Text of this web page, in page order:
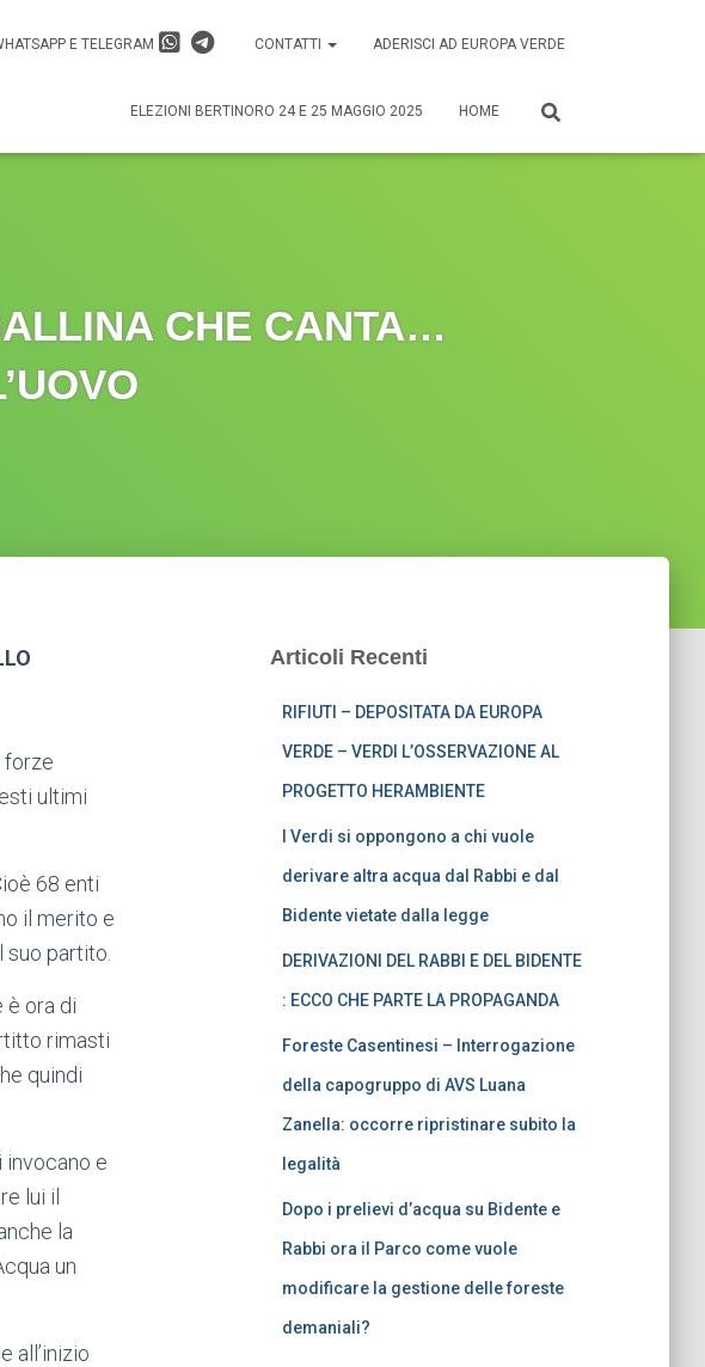
E TELEGRAM CONTATTI ADERISCI AD EUROPA VERDE
ELEZIONI BERTINORO 24 E 25 MAGGIO 2025 HOME
CHE CANTA…
forze
ultimi
68 enti
il merito e
partito.
è ora di
rimasti
quindi
e
lui il
la
un
all’inizio
Articoli Recenti
RIFIUTI – DEPOSITATA DA EUROPA
VERDE – VERDI L’OSSERVAZIONE AL
PROGETTO HERAMBIENTE
I Verdi si oppongono a chi vuole
derivare altra acqua dal Rabbi e dal
Bidente vietate dalla legge
DERIVAZIONI DEL RABBI E DEL BIDENTE
: ECCO CHE PARTE LA PROPAGANDA
Foreste Casentinesi – Interrogazione
della capogruppo di AVS Luana
Zanella: occorre ripristinare subito la
legalità
Dopo i prelievi d’acqua su Bidente e
Rabbi ora il Parco come vuole
modificare la gestione delle foreste
demaniali?